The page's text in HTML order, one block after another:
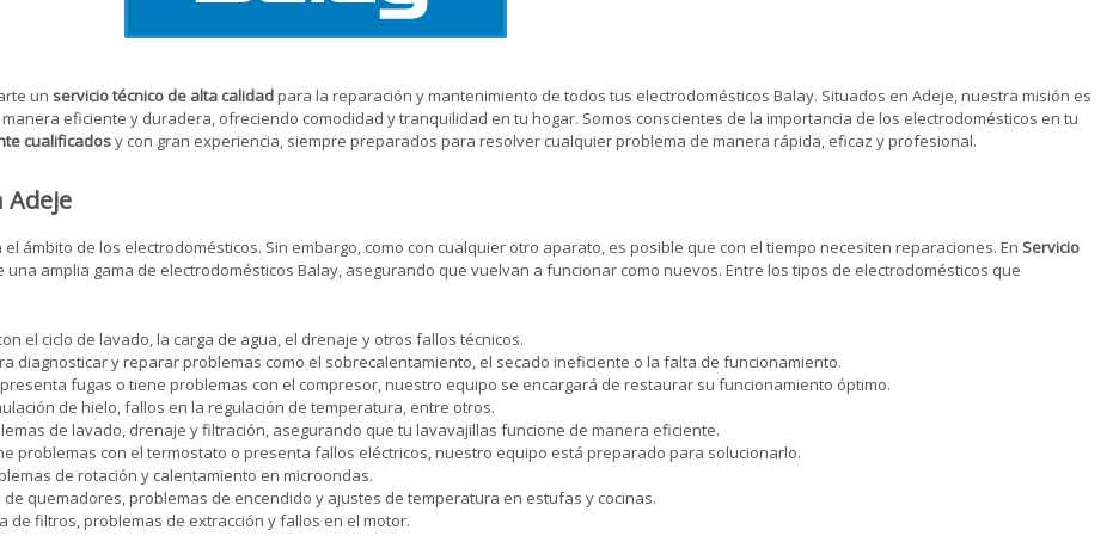
un servicio técnico de alta calidadpara la reparación y mantenimiento de todos tus electrodomésticos Balay. Situados en Adeje, nuestra misión es
eficiente y duradera, ofreciendo comodidad y tranquilidad en tu hogar. Somos conscientes de la importancia de los electrodomésticos en tu
cualificadosy con gran experiencia, siempre preparados para resolver cualquier problema de manera rápida, eficaz y profesional.
Adeje
ámbito de los electrodomésticos. Sin embargo, como con cualquier otro aparato, es posible que con el tiempo necesiten reparaciones. En Servicio
amplia gama de electrodomésticos Balay, asegurando que vuelvan a funcionar como nuevos. Entre los tipos de electrodomésticos que
el ciclo de lavado, la carga de agua, el drenaje y otros fallos técnicos.
diagnosticar y reparar problemas como el sobrecalentamiento, el secado ineficiente o la falta de funcionamiento.
fugas o tiene problemas con el compresor, nuestro equipo se encargará de restaurar su funcionamiento óptimo.
de hielo, fallos en la regulación de temperatura, entre otros.
de lavado, drenaje y filtración, asegurando que tu lavavajillas funcione de manera eficiente.
problemas con el termostato o presenta fallos eléctricos, nuestro equipo está preparado para solucionarlo.
de rotación y calentamiento en microondas.
quemadores, problemas de encendido y ajustes de temperatura en estufas y cocinas.
de filtros, problemas de extracción y fallos en el motor.